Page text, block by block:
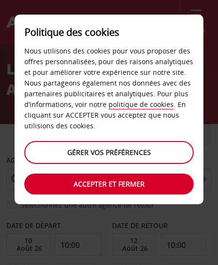
Menu
Welcome
AvisLocation de voiture
Aéroport de Kerikeri
AGENCE DE DÉPART
Sélectionnez une autre agence de retour
DATE DE DÉPART DATE DE RETOUR
Politique des cookies
Nous utilisons des cookies pour vous proposer des
offres personnalisées, pour des raisons analytiques
et pour améliorer votre expérience sur notre site.
Nous partageons également nos données avec des
partenaires publicitaires et analytiques. Pour plus
d’informations, voir notre politique de cookies. En
cliquant sur ACCEPTER vous acceptez que nous
utilisions des cookies.
GÉRER VOS PRÉFÉRENCES
ACCEPTER ET FERMER